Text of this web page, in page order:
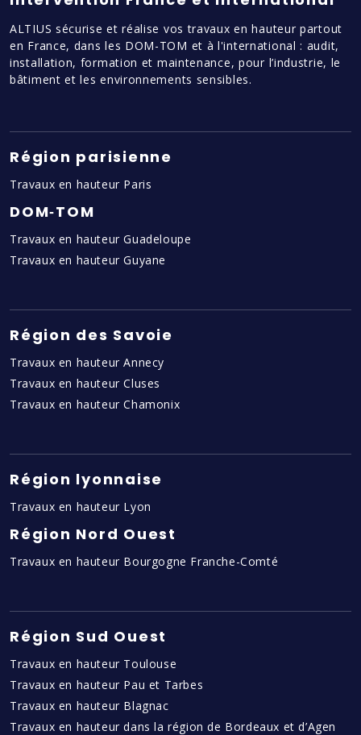
ALTIUS sécurise et réalise vos travaux en hauteur partout
en France, dans les DOM-TOM et à l'international : audit,
installation, formation et maintenance, pour l’industrie, le
bâtiment et les environnements sensibles.
Région parisienne
Travaux en hauteur Paris
DOM‑TOM
Travaux en hauteur Guadeloupe
Travaux en hauteur Guyane
Région des Savoie
Travaux en hauteur Annecy
Travaux en hauteur Cluses
Travaux en hauteur Chamonix
Région lyonnaise
Travaux en hauteur Lyon
Région Nord Ouest
Travaux en hauteur Bourgogne Franche-Comté
Région Sud Ouest
Travaux en hauteur Toulouse
Travaux en hauteur Pau et Tarbes
Travaux en hauteur Blagnac
Travaux en hauteur dans la région de Bordeaux et d’Agen